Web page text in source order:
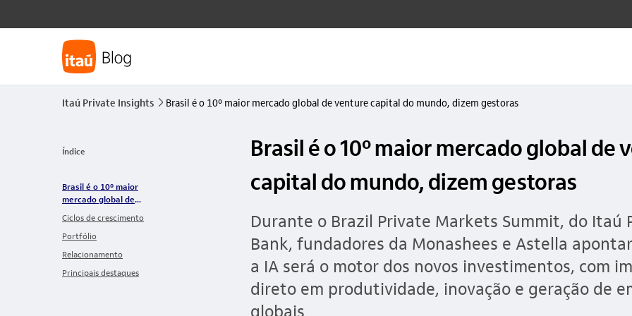
Itaú Private Insights seta_direita Brasil é o 10º maior mercado global de venture capital do mundo, dizem gestoras
Índice
Brasil é o 10º maior
mercado global de
mundo, dizem gestoras
Ciclos de crescimento
Portfólio
Relacionamento
Principais destaques
Brasil é o 10º maior mercado global de
capital do mundo, dizem gestoras
Durante o Brazil Private Markets Summit, do Itaú
Bank, fundadores da Monashees e Astella
a IA será o motor dos novos investimentos, com
direto em produtividade, inovação e geração de
globais